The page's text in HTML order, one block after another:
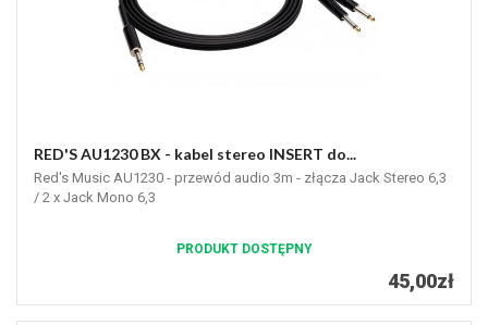
RED'S AU1230 BX - kabel stereo INSERT do...
Red's Music AU1230 - przewód audio 3m - złącza Jack Stereo 6,3
/ 2 x Jack Mono 6,3
PRODUKT DOSTĘPNY
45,00zł